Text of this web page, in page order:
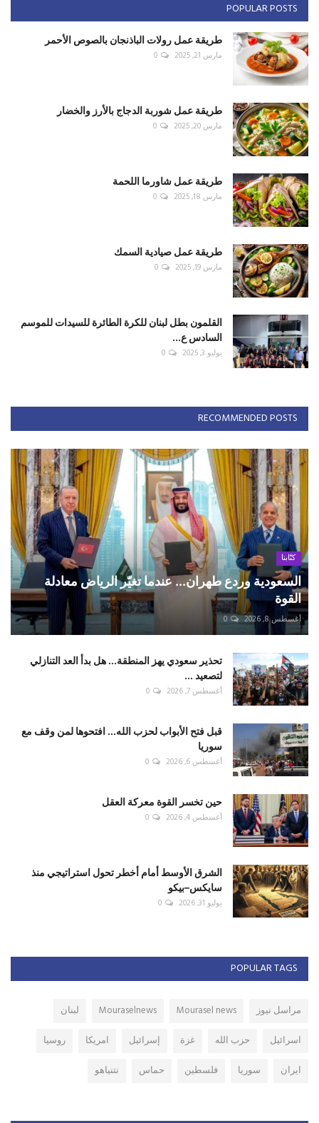
POPULAR POSTS
طريقة عمل رولات الباذنجان بالصوص الأحمر
مارس 21, 2025 0
طريقة عمل شوربة الدجاج بالأرز والخضار
مارس 20, 2025 0
طريقة عمل شاورما اللحمة
مارس 18, 2025 0
طريقة عمل صيادية السمك
مارس 19, 2025 0
القلمون بطل لبنان للكرة الطائرة للسيدات للموسم
السادس ع...
يوليو 3, 2025 0
RECOMMENDED POSTS
كتّابنا
السعودية وردع طهران... عندما تغيّر الرياض معادلة
القوة
أغسطس 8, 2026 0
تحذير سعودي يهز المنطقة... هل بدأ العد التنازلي
لتصعيد ...
أغسطس 7, 2026 0
قبل فتح الأبواب لحزب الله... افتحوها لمن وقف مع
سوريا
أغسطس 6, 2026 0
حين تخسر القوة معركة العقل
أغسطس 4, 2026 0
الشرق الأوسط أمام أخطر تحول استراتيجي منذ
سايكس–بيكو
يوليو 31, 2026 0
POPULAR TAGS
مراسل نيوز Mourasel news
Mouraselnews
لبنان
اسرائيل
حزب الله غزة إسرائيل امريكا
روسيا
ايران
سوريا فلسطين حماس نتنياهو